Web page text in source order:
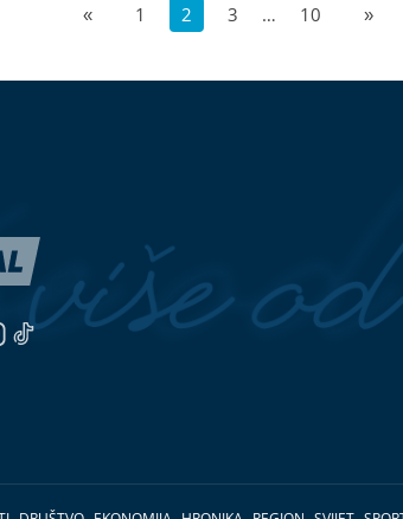
« 1 2 3 … 10 »